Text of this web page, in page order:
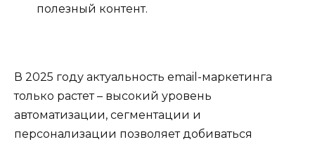
полезный контент.
В 2025 году актуальность email-маркетинга
только растет – высокий уровень
автоматизации, сегментации и
персонализации позволяет добиваться